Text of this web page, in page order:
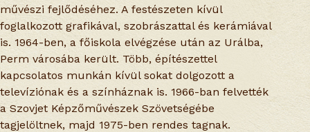
művészi fejlődéséhez. A festészeten kívül
foglalkozott grafikával, szobrászattal és kerámiával
is. 1964-ben, a főiskola elvégzése után az Urálba,
Perm városába került. Több, építészettel
kapcsolatos munkán kívül sokat dolgozott a
televíziónak és a színháznak is. 1966-ban felvették
a Szovjet Képzőművészek Szövetségébe
tagjelöltnek, majd 1975-ben rendes tagnak.